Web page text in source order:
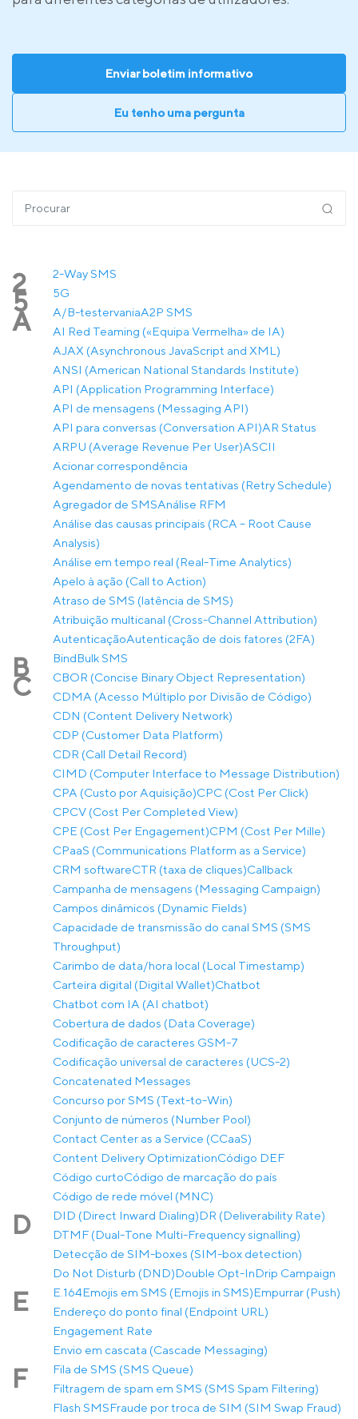
Enviar boletim informativo
Eu tenho uma pergunta
2 2-Way SMS
5 5G
A A/B-testervaniaA2P SMS
AI Red Teaming («Equipa Vermelha» de IA)
AJAX (Asynchronous JavaScript and XML)
ANSI (American National Standards Institute)
API (Application Programming Interface)
API de mensagens (Messaging API)
API para conversas (Conversation API)AR Status
ARPU (Average Revenue Per User)ASCII
Acionar correspondência
Agendamento de novas tentativas (Retry Schedule)
Agregador de SMSAnálise RFM
Análise das causas principais (RCA – Root Cause
Analysis)
Análise em tempo real (Real-Time Analytics)
Apelo à ação (Call to Action)
Atraso de SMS (latência de SMS)
Atribuição multicanal (Cross-Channel Attribution)
AutenticaçãoAutenticação de dois fatores (2FA)
B BindBulk SMS
C
CBOR (Concise Binary Object Representation)
CDMA (Acesso Múltiplo por Divisão de Código)
CDN (Content Delivery Network)
CDP (Customer Data Platform)
CDR (Call Detail Record)
CIMD (Computer Interface to Message Distribution)
CPA (Custo por Aquisição)CPC (Cost Per Click)
CPCV (Cost Per Completed View)
CPE (Cost Per Engagement)CPM (Cost Per Mille)
CPaaS (Communications Platform as a Service)
CRM softwareCTR (taxa de cliques)Callback
Campanha de mensagens (Messaging Campaign)
Campos dinâmicos (Dynamic Fields)
Capacidade de transmissão do canal SMS (SMS
Throughput)
Carimbo de data/hora local (Local Timestamp)
Carteira digital (Digital Wallet)Chatbot
Chatbot com IA (AI chatbot)
Cobertura de dados (Data Coverage)
Codificação de caracteres GSM-7
Codificação universal de caracteres (UCS-2)
Concatenated Messages
Concurso por SMS (Text-to-Win)
Conjunto de números (Number Pool)
Contact Center as a Service (CCaaS)
Content Delivery OptimizationCódigo DEF
Código curtoCódigo de marcação do país
Código de rede móvel (MNC)
D DID (Direct Inward Dialing)DR (Deliverability Rate)
DTMF (Dual-Tone Multi-Frequency signalling)
Detecção de SIM-boxes (SIM-box detection)
Do Not Disturb (DND)Double Opt-InDrip Campaign
E E.164Emojis em SMS (Emojis in SMS)Empurrar (Push)
Endereço do ponto final (Endpoint URL)
Engagement Rate
Envio em cascata (Cascade Messaging)
F
Fila de SMS (SMS Queue)
Filtragem de spam em SMS (SMS Spam Filtering)
Flash SMSFraude por troca de SIM (SIM Swap Fraud)